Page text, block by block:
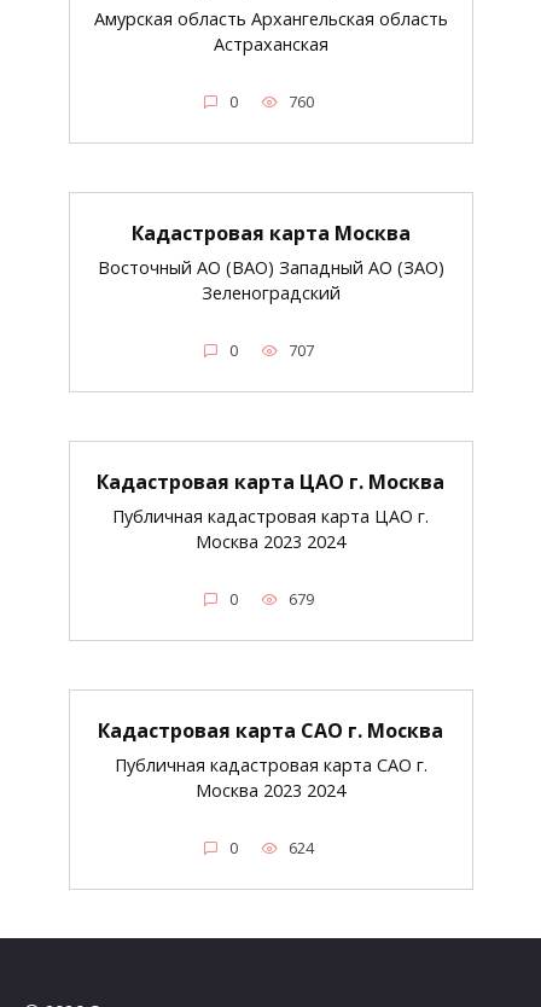
Амурская область Архангельская область
Астраханская
0 760
Кадастровая карта Москва
Восточный АО (ВАО) Западный АО (ЗАО)
Зеленоградский
0 707
Кадастровая карта ЦАО г. Москва
Публичная кадастровая карта ЦАО г.
Москва 2023 2024
0 679
Кадастровая карта САО г. Москва
Публичная кадастровая карта САО г.
Москва 2023 2024
0 624